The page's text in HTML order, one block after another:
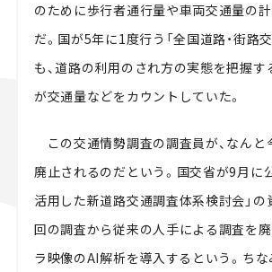
のために歩行者通行量や車両交通量の
だ。国が5年に1度行う「全国道路・街路
も、道路の利用のされ方の実態を把握す
が交通量などをカウントしていた。
この交通情勢調査の調査員が、なんと
廃止されるのだという。国交省が9月に
活用した新道路交通調査体系検討会」の
回の調査から従来の人手による調査を廃
ラ映像のAI解析を導入するという。ちな